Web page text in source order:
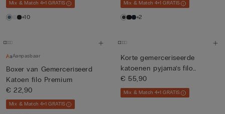
Mix & Match 4+1 GRATIS
+10
Mix & Match 4+1 GRATIS
+2
Aanpasbaar
Boxer van Gemerceriseerd
Katoen filo Premium
€ 22,90
Mix & Match 4+1 GRATIS
Korte gemerceriseerde
katoenen pyjama’s filo
Premi...
€ 55,90
Mix & Match 4+1 GRATIS